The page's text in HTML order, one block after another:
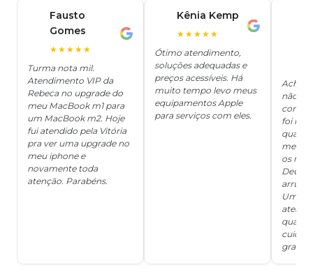
Fausto
Gomes
★★★★★
Turma nota mil.
Atendimento VIP da
Rebeca no upgrade do
meu MacBook m1 para
um MacBook m2. Hoje
fui atendido pela Vitória
pra ver uma upgrade no
meu iphone e
novamente toda
atenção. Parabéns.
Kênia Kemp
★★★★★
Ótimo atendimento,
soluções adequadas e
preços acessíveis. Há
muito tempo levo meus
equipamentos Apple
para serviços com eles.
Achei
não
foi
me
os
Deus,
Um
grata!!!